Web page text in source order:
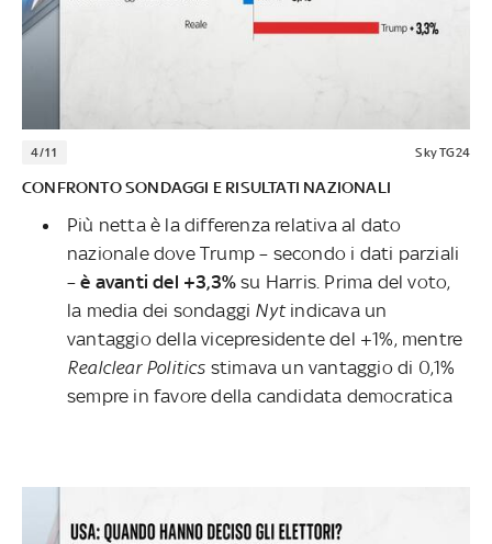
4/11 Sky TG24
CONFRONTO SONDAGGI E RISULTATI NAZIONALI
Più netta è la differenza relativa al dato
nazionale dove Trump – secondo i dati parziali
– è avanti del +3,3%su Harris. Prima del voto,
la media dei sondaggi Nytindicava un
vantaggio della vicepresidente del +1%, mentre
Realclear Politics stimava un vantaggio di 0,1%
sempre in favore della candidata democratica